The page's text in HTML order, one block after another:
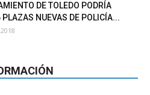
DE TOLEDO PODRÍA
NUEVAS DE POLICÍA...